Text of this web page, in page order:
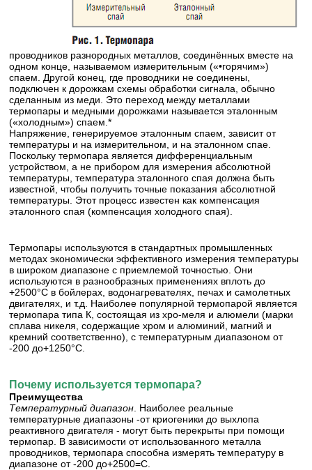
проводников разнородных металлов, соединённых вместе на
одном конце, называемом измерительным («•горячим»)
спаем. Другой конец, где проводники не соединены,
подключен к дорожкам схемы обработки сигнала, обычно
сделанным из меди. Это переход между металлами
термопары и медными дорожками называется эталонным
(«холодным») спаем.*
Напряжение, генерируемое эталонным спаем, зависит от
температуры и на измерительном, и на эталонном спае.
Поскольку термопара является дифференциальным
устройством, а не прибором для измерения абсолютной
температуры, температура эталонного спая должна быть
известной, чтобы получить точные показания абсолютной
температуры. Этот процесс известен как компенсация
эталонного спая (компенсация холодного спая).
Термопары используются в стандартных промышленных
методах экономически эффективного измерения температуры
в широком диапазоне с приемлемой точностью. Они
используются в разнообразных применениях вплоть до
+2500°С в бойлерах, водонагревателях, печах и самолетных
двигателях, и т.д. Наиболее популярной термопарой является
термопара типа К, состоящая из хро-меля и алюмели (марки
сплава никеля, содержащие хром и алюминий, магний и
кремний соответственно), с температурным диапазоном от
-200 до+1250°С.
Почему используется термопара?
Преимущества
Температурный диапазон . Наиболее реальные
температурные диапазоны -от криогеники до выхлопа
реактивного двигателя - могут быть перекрыты при помощи
термопар. В зависимости от использованного металла
проводников, термопара способна измерять температуру в
диапазоне от -200 до+2500=С.